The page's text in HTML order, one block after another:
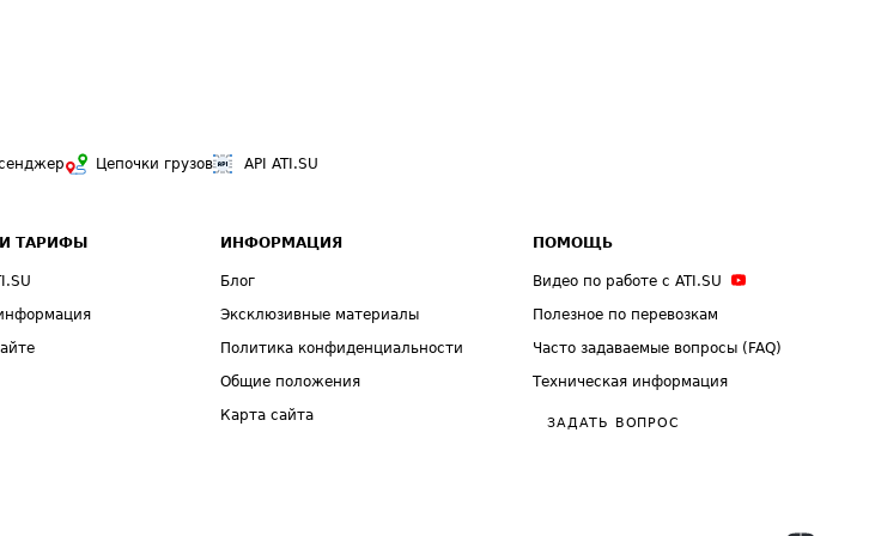
Цепочки грузов API ATI.SU
ТАРИФЫ ИНФОРМАЦИЯ
Блог
Эксклюзивные материалы
Политика конфиденциальности
Общие положения
Карта сайта
ПОМОЩЬ
Видео по работе с ATI.SU
Полезное по перевозкам
Часто задаваемые вопросы (FAQ)
Техническая информация
ЗАДАТЬ ВОПРОС